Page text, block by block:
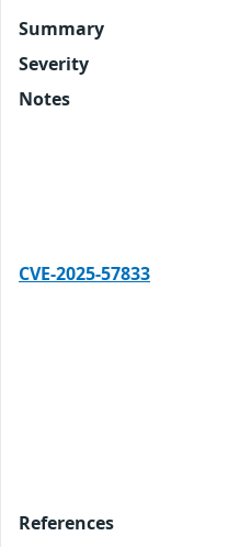
Summary
Severity
Notes
CVE-2025-57833
References